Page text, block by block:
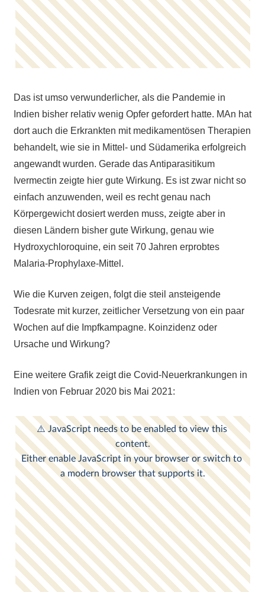
Das ist umso verwunderlicher, als die Pandemie in
Indien bisher relativ wenig Opfer gefordert hatte. MAn hat
dort auch die Erkrankten mit medikamentösen Therapien
behandelt, wie sie in Mittel- und Südamerika erfolgreich
angewandt wurden. Gerade das Antiparasitikum
Ivermectin zeigte hier gute Wirkung. Es ist zwar nicht so
einfach anzuwenden, weil es recht genau nach
Körpergewicht dosiert werden muss, zeigte aber in
diesen Ländern bisher gute Wirkung, genau wie
Hydroxychloroquine, ein seit 70 Jahren erprobtes
Malaria-Prophylaxe-Mittel.
Wie die Kurven zeigen, folgt die steil ansteigende
Todesrate mit kurzer, zeitlicher Versetzung von ein paar
Wochen auf die Impfkampagne. Koinzidenz oder
Ursache und Wirkung?
Eine weitere Grafik zeigt die Covid-Neuerkrankungen in
Indien von Februar 2020 bis Mai 2021: